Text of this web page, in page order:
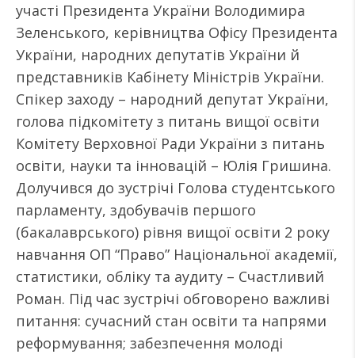
участі Президента України Володимира
Зеленського, керівництва Офісу Президента
України, народних депутатів України й
представників Кабінету Міністрів України.
Спікер заходу – народний депутат України,
голова підкомітету з питань вищої освіти
Комітету Верховної Ради України з питань
освіти, науки та інновацій – Юлія Гришина.
Долучився до зустрічі Голова студентського
парламенту, здобувачів першого
(бакалаврського) рівня вищої освіти 2 року
навчання ОП “Право” Національної академії,
статистики, обліку та аудиту – Счастливий
Роман. Під час зустрічі обговорено важливі
питання: сучасний стан освіти та напрями
реформування; забезпечення молоді